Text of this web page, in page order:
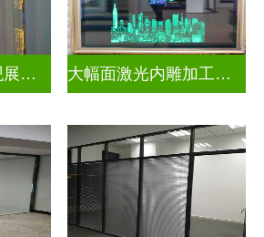
彩色激光内雕景观展示发光玻璃 大幅面激光内雕加工生产